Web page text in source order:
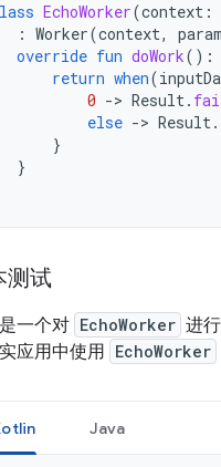
EchoWorker(context :
: Worker(context,
override fun doWork():
return when(
0 -> Result.
else -> Result.
}
}
测试
一个对 EchoWorker 进
应用中使用 EchoWorker
Java